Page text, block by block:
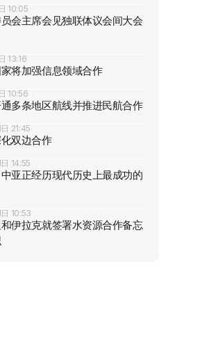
10:05
会主席会见独联体议会间大会
13:16
将加强信息领域合作
10:56
多条地区航线并推进民航合作
21:45
双边合作
14:55
亚正经历现代历史上最成功的
10:53
伊拉克就签署水资源合作备忘